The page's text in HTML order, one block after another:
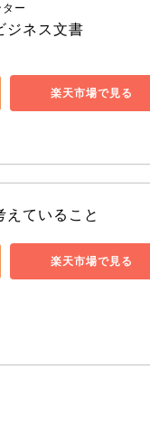
ー
ジネス文書
楽天市場で見る
えていること
楽天市場で見る